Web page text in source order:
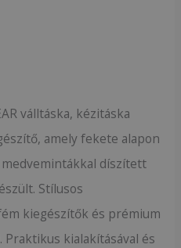
válltáska, kézitáska
amely fekete alapon
díszített
Stílusos
kiegészítők és prémium
kialakításával és